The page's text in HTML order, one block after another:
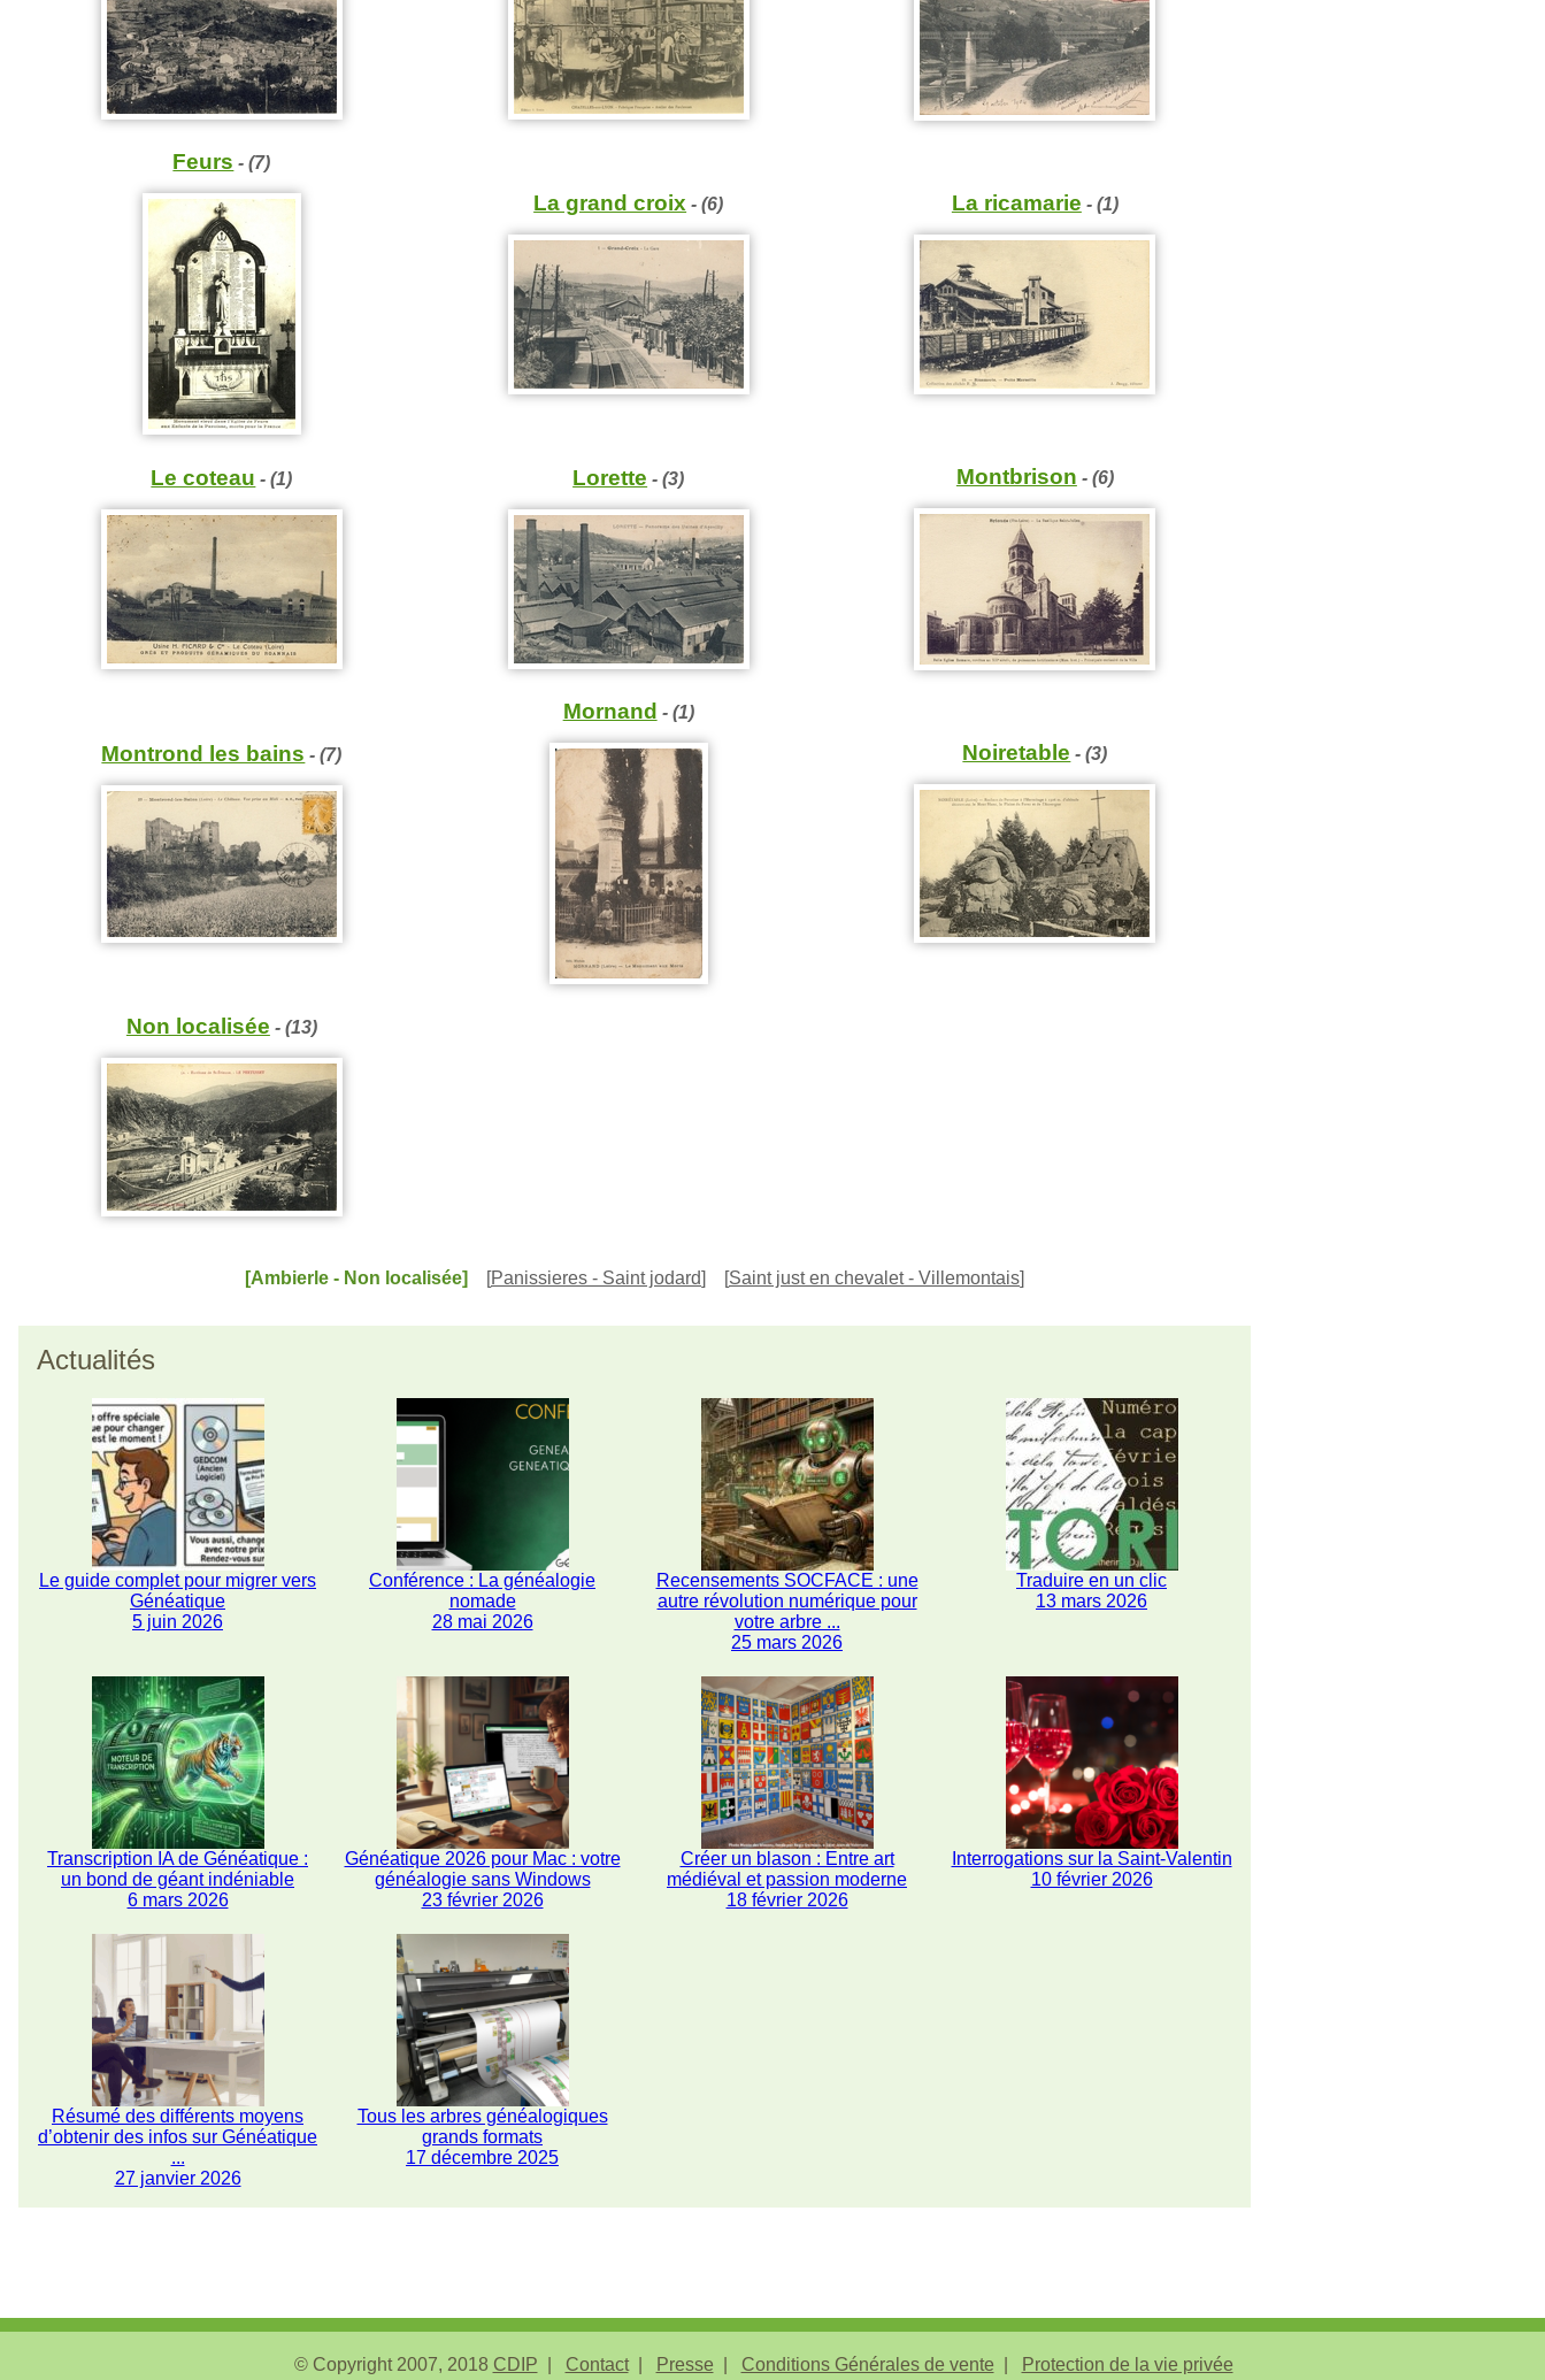
Feurs - (7)
La grand croix - (6) La ricamarie - (1)
Le coteau - (1) Lorette - (3) Montbrison - (6)
Montrond les bains - (7)
Mornand - (1)
Noiretable - (3)
Non localisée - (13)
[Ambierle - Non localisée] [Panissieres - Saint jodard] [Saint just en chevalet - Villemontais]
Actualités
Le guide complet pour migrer vers
Généatique
5 juin 2026
Conférence : La généalogie
nomade
28 mai 2026
Recensements SOCFACE : une
autre révolution numérique pour
votre arbre ...
25 mars 2026
Traduire en un clic
13 mars 2026
Transcription IA de Généatique :
un bond de géant indéniable
6 mars 2026
Généatique 2026 pour Mac : votre
généalogie sans Windows
23 février 2026
Créer un blason : Entre art
médiéval et passion moderne
18 février 2026
Interrogations sur la Saint-Valentin
10 février 2026
Résumé des différents moyens
d’obtenir des infos sur Généatique
...
27 janvier 2026
Tous les arbres généalogiques
grands formats
17 décembre 2025
© Copyright 2007, 2018 CDIP Contact Presse Conditions Générales de vente Protection de la vie privée